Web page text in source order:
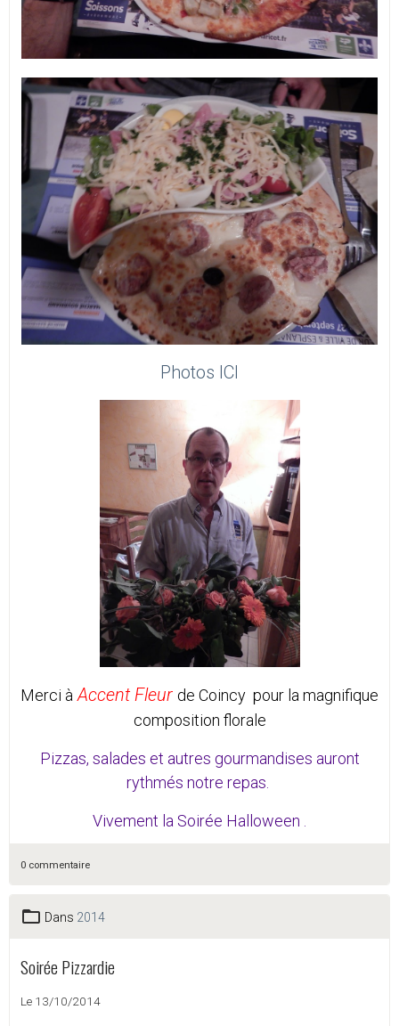
Photos ICI
Merci à Accent Fleur de Coincy pour la magnifique
composition florale
Pizzas, salades et autres gourmandises auront
rythmés notre repas.
Vivement la Soirée Halloween .
0 commentaire
Dans 2014
Soirée Pizzardie
Le 13/10/2014